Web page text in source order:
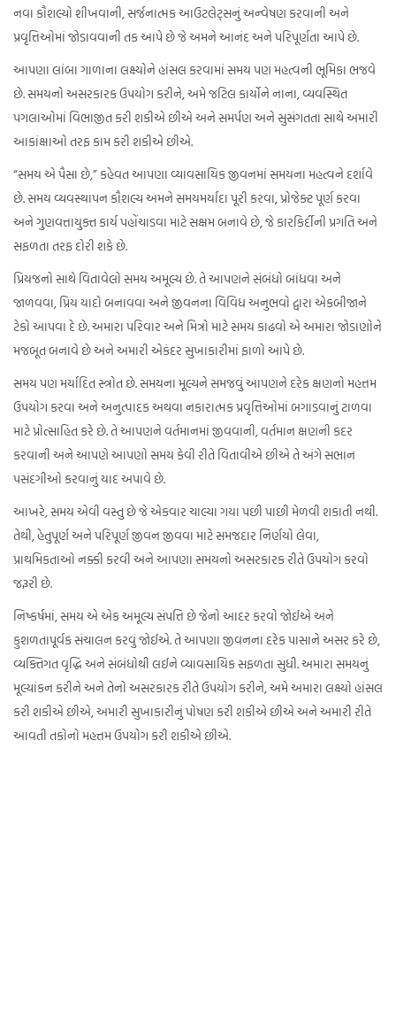
નવા કૌશલ્યો શીખવાની, સર્જનાત્મક આઉટલેટ્સનું અન્વેષણ કરવાની અને
પ્રવૃત્તિઓમાં જોડાવવાની તક આપે છે જે અમને આનંદ અને પરિપૂર્ણતા આપે છે.
આપણા લાંબા ગાળાના લક્ષ્યોને હાંસલ કરવામાં સમય પણ મહત્વની ભૂમિકા ભજવે
છે. સમયનો અસરકારક ઉપયોગ કરીને, અમે જટિલ કાર્યોને નાના, વ્યવસ્થિત
પગલાઓમાં વિભાજીત કરી શકીએ છીએ અને સમર્પણ અને સુસંગતતા સાથે અમારી
આકાંક્ષાઓ તરફ કામ કરી શકીએ છીએ.
“સમય એ પૈસા છે,” કહેવત આપણા વ્યાવસાયિક જીવનમાં સમયના મહત્વને દર્શાવે
છે. સમય વ્યવસ્થાપન કૌશલ્ય અમને સમયમર્યાદા પૂરી કરવા, પ્રોજેક્ટ પૂર્ણ કરવા
અને ગુણવત્તાયુક્ત કાર્ય પહોંચાડવા માટે સક્ષમ બનાવે છે, જે કારકિર્દીની પ્રગતિ અને
સફળતા તરફ દોરી શકે છે.
પ્રિયજનો સાથે વિતાવેલો સમય અમૂલ્ય છે. તે આપણને સંબંધો બાંધવા અને
જાળવવા, પ્રિય યાદો બનાવવા અને જીવનના વિવિધ અનુભવો દ્વારા એકબીજાને
ટેકો આપવા દે છે. અમારા પરિવાર અને મિત્રો માટે સમય કાઢવો એ અમારા જોડાણોને
મજબૂત બનાવે છે અને અમારી એકંદર સુખાકારીમાં ફાળો આપે છે.
સમય પણ મર્યાદિત સ્ત્રોત છે. સમયના મૂલ્યને સમજવું આપણને દરેક ક્ષણનો મહત્તમ
ઉપયોગ કરવા અને અનુત્પાદક અથવા નકારાત્મક પ્રવૃત્તિઓમાં બગાડવાનું ટાળવા
માટે પ્રોત્સાહિત કરે છે. તે આપણને વર્તમાનમાં જીવવાની, વર્તમાન ક્ષણની કદર
કરવાની અને આપણે આપણો સમય કેવી રીતે વિતાવીએ છીએ તે અંગે સભાન
પસંદગીઓ કરવાનું યાદ અપાવે છે.
આખરે, સમય એવી વસ્તુ છે જે એકવાર ચાલ્યા ગયા પછી પાછી મેળવી શકાતી નથી.
તેથી, હેતુપૂર્ણ અને પરિપૂર્ણ જીવન જીવવા માટે સમજદાર નિર્ણયો લેવા,
પ્રાથમિકતાઓ નક્કી કરવી અને આપણા સમયનો અસરકારક રીતે ઉપયોગ કરવો
જરૂરી છે.
નિષ્કર્ષમાં, સમય એ એક અમૂલ્ય સંપત્તિ છે જેનો આદર કરવો જોઈએ અને
કુશળતાપૂર્વક સંચાલન કરવું જોઈએ. તે આપણા જીવનના દરેક પાસાને અસર કરે છે,
વ્યક્તિગત વૃદ્ધિ અને સંબંધોથી લઈને વ્યાવસાયિક સફળતા સુધી. અમારા સમયનું
મૂલ્યાંકન કરીને અને તેનો અસરકારક રીતે ઉપયોગ કરીને, અમે અમારા લક્ષ્યો હાંસલ
કરી શકીએ છીએ, અમારી સુખાકારીનું પોષણ કરી શકીએ છીએ અને અમારી રીતે
આવતી તકોનો મહત્તમ ઉપયોગ કરી શકીએ છીએ.